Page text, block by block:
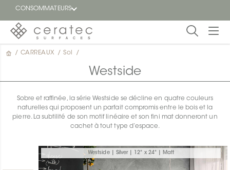
CONSOMMATEURS
En
Trouver
un
/ CARREAUX / Sol /
Westside
Sobre et raffinée, la série Westside se décline en quatre couleurs
naturelles qui proposent un parfait compromis entre le bois et la
pierre. La subtilité de son motif linéaire et son fini mat donneront un
cachet à tout type d’espace.
Westside | Silver | 12" x 24" | Matt